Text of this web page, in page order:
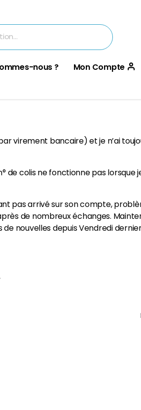
nous ? Mon Compte
virement bancaire) et je n’ai
de colis ne fonctionne pas lorsque
pas arrivé sur son compte,
de nombreux échanges.
nouvelles depuis Vendredi